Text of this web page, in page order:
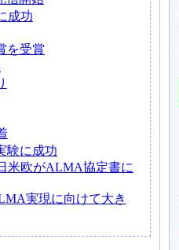
成功
を受賞
験に成功
米欧がALMA協定書に
実現に向けて大き